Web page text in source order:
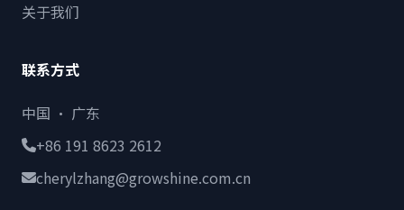
关于我们
联系方式
中国 · 广东
+86 191 8623 2612
cherylzhang@growshine.com.cn